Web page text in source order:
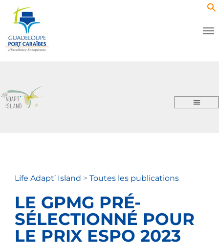
Life Adapt’ Island > Toutes les publications
LE GPMG PRÉ-
SÉLECTIONNÉ POUR
LE PRIX ESPO 2023